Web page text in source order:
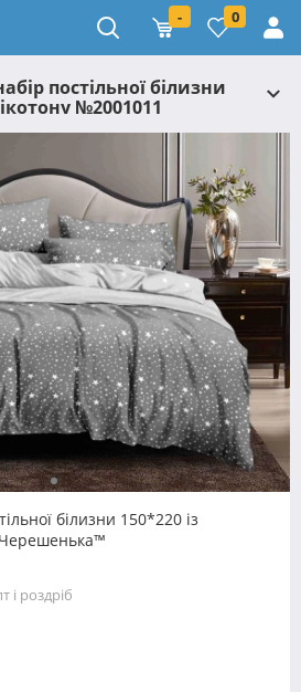
- 0
постільної білизни
№2001011
білизни 150*220 із
і роздріб